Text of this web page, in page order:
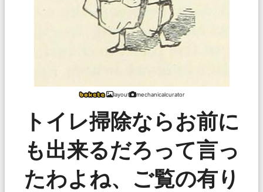
layout mechanicalcurator
トイレ掃除ならお前に
も出来るだろって言っ
たわよね、ご覧の有り